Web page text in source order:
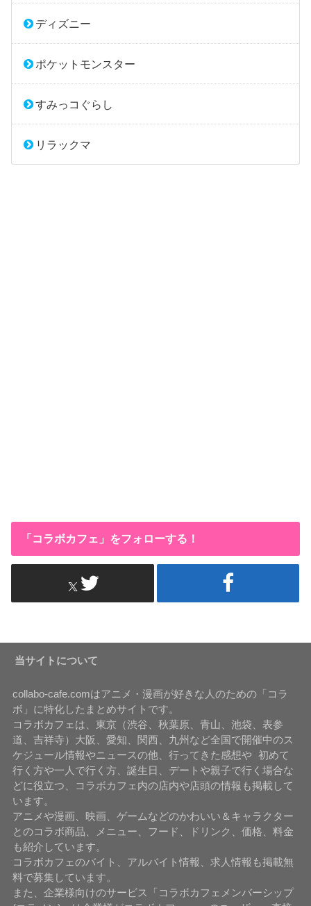
ディズニー
ポケットモンスター
すみっコぐらし
リラックマ
「コラボカフェ」をフォローする！
当サイトについて
collabo-cafe.comはアニメ・漫画が好きな人のための「コラ
ボ」に特化したまとめサイトです。
コラボカフェは、東京（渋谷、秋葉原、青山、池袋、表参
道、吉祥寺）大阪、愛知、関西、九州など全国で開催中のス
ケジュール情報やニュースの他、行ってきた感想や 初めて
行く方や一人で行く方、誕生日、デートや親子で行く場合な
どに役立つ、コラボカフェ内の店内や店頭の情報も掲載して
います。
アニメや漫画、映画、ゲームなどのかわいい＆キャラクター
とのコラボ商品、メニュー、フード、ドリンク、価格、料金
も紹介しています。
コラボカフェのバイト、アルバイト情報、求人情報も掲載無
料で募集しています。
また、企業様向けのサービス「コラボカフェメンバーシップ